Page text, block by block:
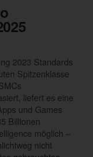
2023 Standards
Spitzenklasse
liefert es eine
und Games
Billionen
möglich –
nicht